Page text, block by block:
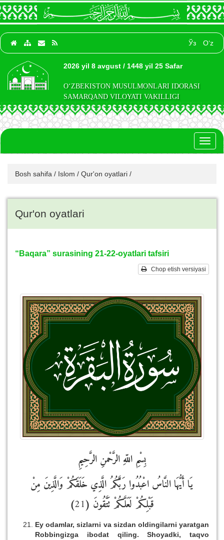
Ўз O‘z
2026 yil 8 avgust / 1448 yil 25 Safar
O‘ZBEKISTON MUSULMONLARI IDORASI
SAMARQAND VILOYATI VAKILLIGI
Bosh sahifa / Islom / Qur'on oyatlari /
Qur'on oyatlari
“Baqara” surasining 21-22-oyatlari tafsiri
Chop etish versiyasi
بِسْمِ اللّهِ الرَّحْمنِ الرَّحِيمِ
يَا أَيُّهَا النَّاسُ اعْبُدُوا رَبَّكُمُ الَّذِي خَلَقَكُمْ وَالَّذِينَ مِنْ
قَبْلِكُمْ لَعَلَّكُمْ تَتَّقُونَ (21
)
Ey odamlar, sizlarni va sizdan oldingilarni yaratgan
Robbingizga ibodat qiling. Shoyadki, taqvo